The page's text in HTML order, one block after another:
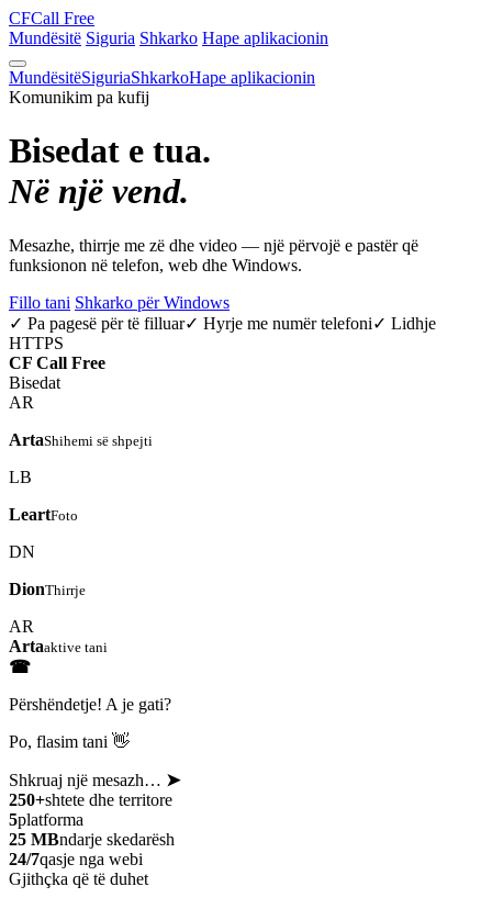
CFCall Free
Mundësitë Siguria Shkarko Hape aplikacionin
MundësitëSiguriaShkarkoHape aplikacionin
Komunikim pa kufij
Bisedat e tua.
Në një vend.
Mesazhe, thirrje me zë dhe video — një përvojë e pastër që
funksionon në telefon, web dhe Windows.
Fillo tani Shkarko për Windows
✓ Pa pagesë për të filluar✓ Hyrje me numër telefoni✓ Lidhje
HTTPS
CF Call Free
Bisedat
AR
ArtaShihemi së shpejti
LB
LeartFoto
DN
DionThirrje
AR
Artaaktive tani
☎
Përshëndetje! A je gati?
Po, flasim tani 👋
Shkruaj një mesazh… ➤
250+shtete dhe territore
5platforma
25 MBndarje skedarësh
24/7qasje nga webi
Gjithçka që të duhet